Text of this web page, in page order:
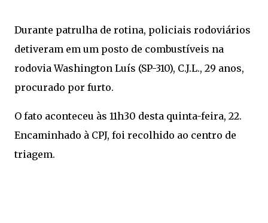
Durante patrulha de rotina, policiais rodoviários
detiveram em um posto de combustíveis na
rodovia Washington Luís (SP-310), C.J.L., 29 anos,
procurado por furto.
O fato aconteceu às 11h30 desta quinta-feira, 22.
Encaminhado à CPJ, foi recolhido ao centro de
triagem.